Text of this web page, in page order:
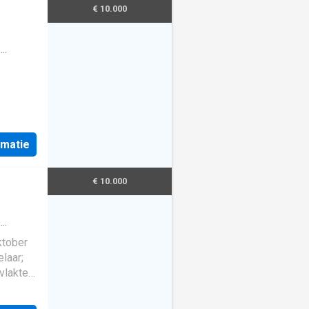
in
over
€ 10.000
en ligt
€ 10.000